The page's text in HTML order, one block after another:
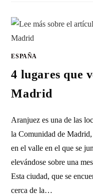
ESPAÑA
4 lugares que
Madrid
Aranjuez es una de las
la Comunidad de
en el valle en el que se
elevándose sobre una
Esta ciudad, que se
cerca de la…